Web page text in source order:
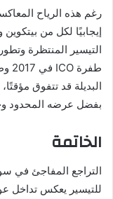
رغم هذه الرياح
إيجابيًا لكل من
التيسير المنتظرة
البديلة قد تتفوق
بفضل عرضه المحدود
الخاتمة
التراجع المفاجئ في
للتيسير يعكس تداخل